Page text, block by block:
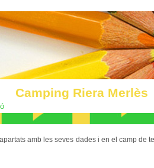
Camping Riera Merlès
amb les seves dades i en el camp de